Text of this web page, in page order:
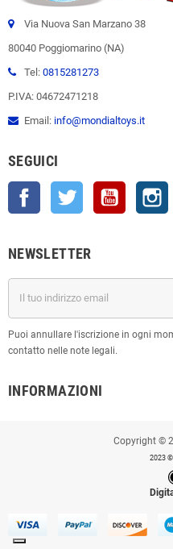
Via Nuova San Marzano 38
80040 Poggiomarino (NA)
Tel: 0815281273
P.IVA: 04672471218
Email: info@mondialtoys.it
SEGUICI
Facebook Twitter YouTube
NEWSLETTER
Puoi annullare l'iscrizione in ogni
contatto nelle note legali.
INFORMAZIONI
Copyright ©
2023